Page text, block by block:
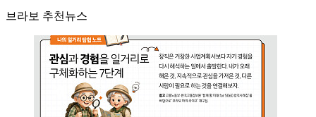
브라보 추천뉴스